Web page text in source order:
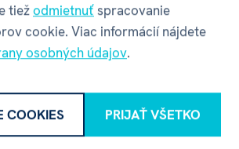
rPET(recyklované PET fľaše),
žepohárik nemá uško.
tiežodmietnuťspracovanie
cookie. Viac informácií nájdete
osobných údajov.
COOKIES PRIJAŤ VŠETKO